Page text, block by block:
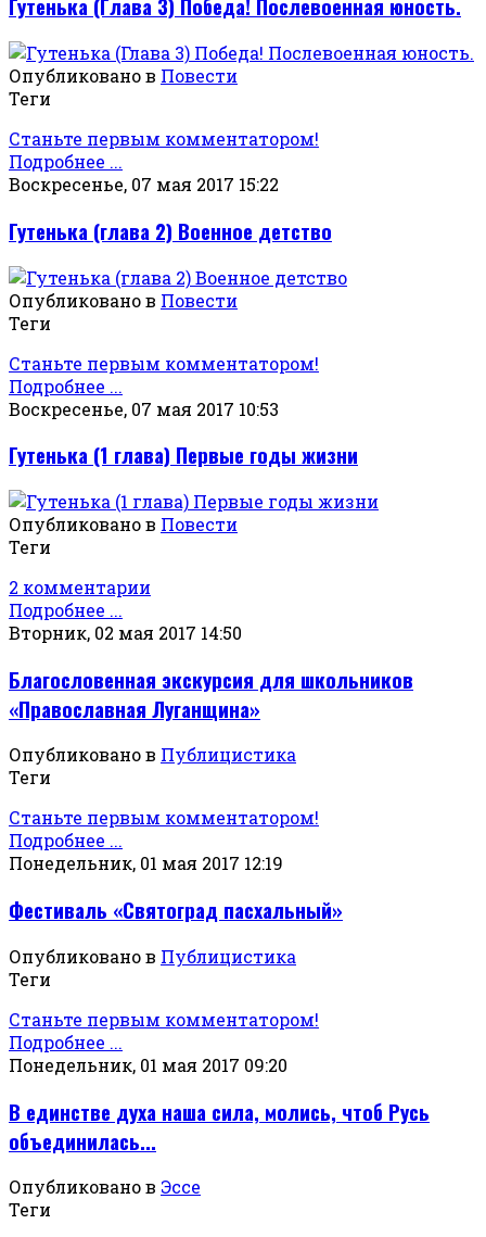
Гутенька (Глава 3) Победа! Послевоенная юность.
Опубликовано в Повести
Теги
Станьте первым комментатором!
Подробнее ...
Воскресенье, 07 мая 2017 15:22
Гутенька (глава 2) Военное детство
Опубликовано в Повести
Теги
Станьте первым комментатором!
Подробнее ...
Воскресенье, 07 мая 2017 10:53
Гутенька (1 глава) Первые годы жизни
Опубликовано в Повести
Теги
2 комментарии
Подробнее ...
Вторник, 02 мая 2017 14:50
Благословенная экскурсия для школьников
«Православная Луганщина»
Опубликовано в Публицистика
Теги
Станьте первым комментатором!
Подробнее ...
Понедельник, 01 мая 2017 12:19
Фестиваль «Святоград пасхальный»
Опубликовано в Публицистика
Теги
Станьте первым комментатором!
Подробнее ...
Понедельник, 01 мая 2017 09:20
В единстве духа наша сила, молись, чтоб Русь
объединилась...
Опубликовано в Эссе
Теги